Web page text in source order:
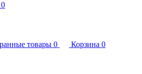
0
товары 0 Корзина 0